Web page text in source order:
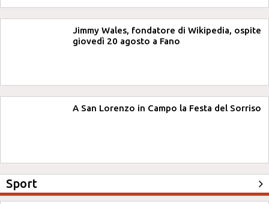
Jimmy Wales, fondatore di Wikipedia, ospite
giovedì 20 agosto a Fano
A San Lorenzo in Campo la Festa del Sorriso
Sport